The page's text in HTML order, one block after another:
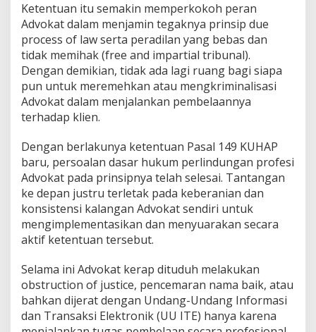
Ketentuan itu semakin memperkokoh peran
Advokat dalam menjamin tegaknya prinsip due
process of law serta peradilan yang bebas dan
tidak memihak (free and impartial tribunal).
Dengan demikian, tidak ada lagi ruang bagi siapa
pun untuk meremehkan atau mengkriminalisasi
Advokat dalam menjalankan pembelaannya
terhadap klien.
Dengan berlakunya ketentuan Pasal 149 KUHAP
baru, persoalan dasar hukum perlindungan profesi
Advokat pada prinsipnya telah selesai. Tantangan
ke depan justru terletak pada keberanian dan
konsistensi kalangan Advokat sendiri untuk
mengimplementasikan dan menyuarakan secara
aktif ketentuan tersebut.
Selama ini Advokat kerap dituduh melakukan
obstruction of justice, pencemaran nama baik, atau
bahkan dijerat dengan Undang-Undang Informasi
dan Transaksi Elektronik (UU ITE) hanya karena